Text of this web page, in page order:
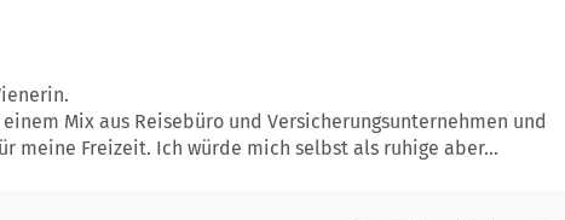
Mix aus Reisebüro und Versicherungsunternehmen und
meine Freizeit. Ich würde mich selbst als ruhige aber...